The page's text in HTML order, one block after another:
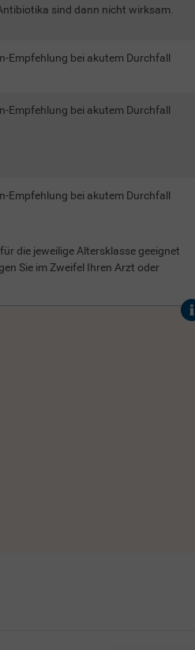
sind dann nicht wirksam.
Empfehlung bei akutem Durchfall
Empfehlung bei akutem Durchfall
Empfehlung bei akutem Durchfall
die jeweilige Altersklasse geeignet
Sie im Zweifel Ihren Arzt oder